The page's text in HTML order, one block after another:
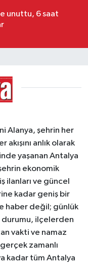
unuttu, 6 saat
Alanya, şehrin her
anlık olarak
yaşanan Antalya
ekonomik
ilanları ve güncel
kadar geniş bir
haber değil; günlük
durumu, ilçelerden
vakti ve namaz
zamanlı
kadar tüm Antalya